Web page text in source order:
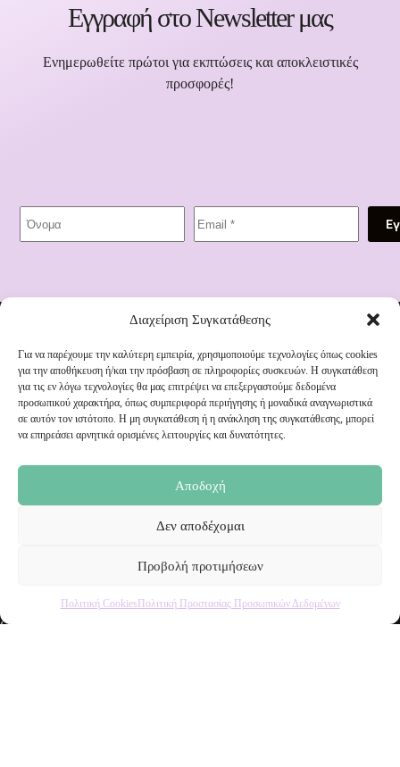
Διαχείριση Συγκατάθεσης
Για να παρέχουμε την καλύτερη εμπειρία, χρησιμοποιούμε τεχνολογίες όπως cookies
για την αποθήκευση ή/και την πρόσβαση σε πληροφορίες συσκευών. Η συγκατάθεση
για τις εν λόγω τεχνολογίες θα μας επιτρέψει να επεξεργαστούμε δεδομένα
προσωπικού χαρακτήρα, όπως συμπεριφορά περιήγησης ή μοναδικά αναγνωριστικά
σε αυτόν τον ιστότοπο. Η μη συγκατάθεση ή η ανάκληση της συγκατάθεσης, μπορεί
να επηρεάσει αρνητικά ορισμένες λειτουργίες και δυνατότητες.
Αποδοχή
Δεν αποδέχομαι
Προβολή προτιμήσεων
Πολιτική Cookies Πολιτική Προστασίας Προσωπικών Δεδομένων
Εγγραφή στο Newsletter μας
Ενημερωθείτε πρώτοι για εκπτώσεις και αποκλειστικές
προσφορές!
1821 91, Ηράκλειο 712 01
2810 335 011
Email:
sales@malenashop.gr
Τρόποι Πληρωμής
Ο Λογαριασμός μου